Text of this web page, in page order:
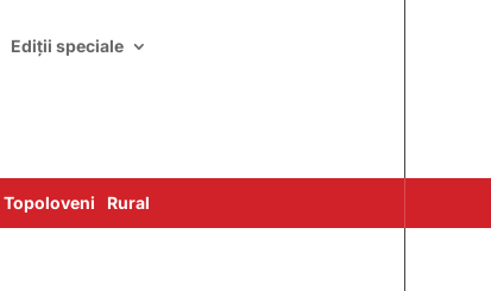
Ediții speciale
Topoloveni Rural